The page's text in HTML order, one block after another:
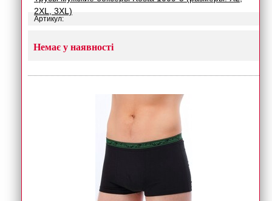
2XL, 3XL)
Артикул:
Немає у наявності